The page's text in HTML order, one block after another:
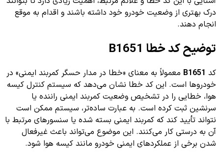
درک بهتری از وضعیت خودرو خود داشته باشند و اقدام به موقع
انجام دهند.
توضیح کد خطا B1651
کد B1651 معمولاً به معنای «خطا در مدار حسگر کمربند ایمنی» در
خودروها است. این کد خطا نشان می‌دهد که سیستم کنترل کیسه
هوا، خطایی را در تشخیص وضعیت کمربند ایمنی راننده یا
سرنشین ثبت کرده است. به عبارت ساده‌تر، سیستم ممکن است
نتواند تأیید کند که کمربند ایمنی بسته شده یا سنسورهای مرتبط با
آن به درستی کار می‌کنند. این موضوع می‌تواند باعث غیرفعال
شدن برخی از عملکردهای ایمنی خودرو مانند کیسه هوا شود.